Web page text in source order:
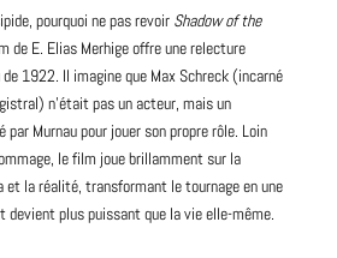
pourquoi ne pas revoir Shadow of the
de E. Elias Merhige offre une relecture
1922. Il imagine que Max Schreck (incarné
n’était pas un acteur, mais un
Murnau pour jouer son propre rôle. Loin
le film joue brillamment sur la
la réalité, transformant le tournage en une
devient plus puissant que la vie elle-même.